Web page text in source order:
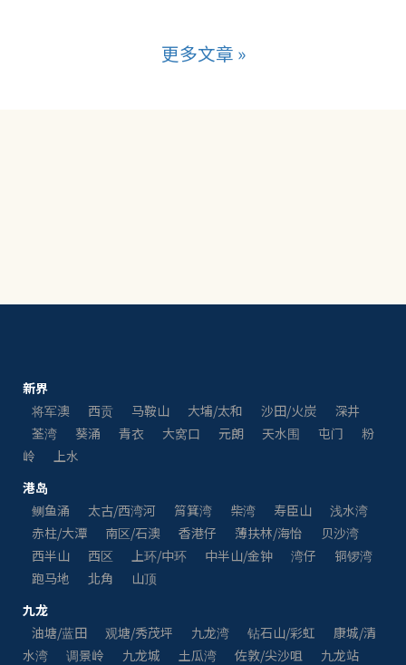
更多文章 »
新界
将军澳
西贡 马鞍山 大埔/太和 沙田/火炭
深井
荃湾
葵涌 青衣 大窝口 元朗 天水围 屯门
粉
岭
上水
港岛
鲗鱼涌
太古/西湾河 筲箕湾 柴湾 寿臣山
浅水湾
赤柱/大潭
南区/石澳 香港仔 薄扶林/海怡
贝沙湾
西半山
西区 上环/中环 中半山/金钟 湾仔
铜锣湾
跑马地
北角
山顶
九龙
油塘/蓝田
观塘/秀茂坪 九龙湾 钻石山/彩虹
康城/清
水湾
调景岭 九龙城 土瓜湾 佐敦/尖沙咀
九龙站